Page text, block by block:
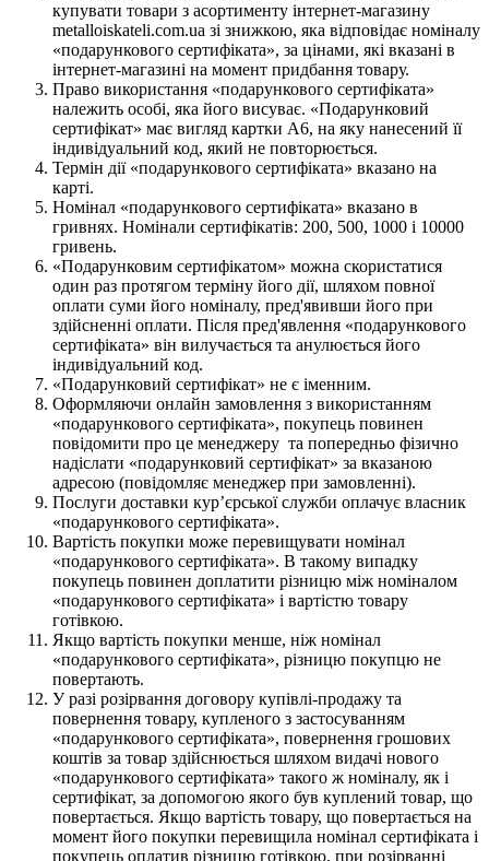
купувати товари з асортименту інтернет-магазину
metalloiskateli.com.ua зі знижкою, яка відповідає номіналу
«подарункового сертифіката», за цінами, які вказані в
інтернет-магазині на момент придбання товару.
Право використання «подарункового сертифіката»
належить особі, яка його висуває. «Подарунковий
сертифікат» має вигляд картки А6, на яку нанесений її
індивідуальний код, який не повторюється.
Термін дії «подарункового сертифіката» вказано на
карті.
Номінал «подарункового сертифіката» вказано в
гривнях. Номінали сертифікатів: 200, 500, 1000 і 10000
гривень.
«Подарунковим сертифікатом» можна скористатися
один раз протягом терміну його дії, шляхом повної
оплати суми його номіналу, пред'явивши його при
здійсненні оплати. Після пред'явлення «подарункового
сертифіката» він вилучається та анулюється його
індивідуальний код.
«Подарунковий сертифікат» не є іменним.
Оформляючи онлайн замовлення з використанням
«подарункового сертифіката», покупець повинен
повідомити про це менеджеру та попередньо фізично
надіслати «подарунковий сертифікат» за вказаною
адресою (повідомляє менеджер при замовленні).
Послуги доставки кур’єрської служби оплачує власник
«подарункового сертифіката».
Вартість покупки може перевищувати номінал
«подарункового сертифіката». В такому випадку
покупець повинен доплатити різницю між номіналом
«подарункового сертифіката» і вартістю товару
готівкою.
Якщо вартість покупки менше, ніж номінал
«подарункового сертифіката», різницю покупцю не
повертають.
У разі розірвання договору купівлі-продажу та
повернення товару, купленого з застосуванням
«подарункового сертифіката», повернення грошових
коштів за товар здійснюється шляхом видачі нового
«подарункового сертифіката» такого ж номіналу, як і
сертифікат, за допомогою якого був куплений товар, що
повертається. Якщо вартість товару, що повертається на
момент його покупки перевищила номінал сертифіката і
покупець оплатив різницю готівкою, при розірванні